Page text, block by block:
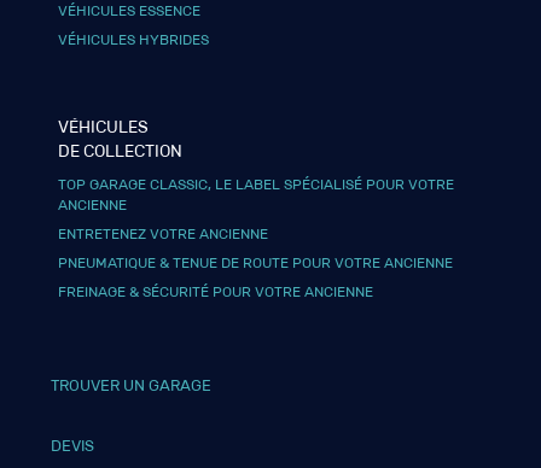
VÉHICULES ESSENCE
VÉHICULES HYBRIDES
VÉHICULES
DE COLLECTION
TOP GARAGE CLASSIC, LE LABEL SPÉCIALISÉ POUR VOTRE
ANCIENNE
ENTRETENEZ VOTRE ANCIENNE
PNEUMATIQUE & TENUE DE ROUTE POUR VOTRE ANCIENNE
FREINAGE & SÉCURITÉ POUR VOTRE ANCIENNE
TROUVER UN GARAGE
DEVIS